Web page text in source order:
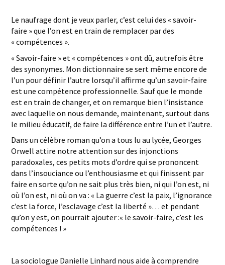
Le naufrage dont je veux parler, c’est celui des « savoir-
faire » que l’on est en train de remplacer par des
« compétences ».
« Savoir-faire » et « compétences » ont dû, autrefois être
des synonymes. Mon dictionnaire se sert même encore de
l’un pour définir l’autre lorsqu’il affirme qu’un savoir-faire
est une compétence professionnelle. Sauf que le monde
est en train de changer, et on remarque bien l’insistance
avec laquelle on nous demande, maintenant, surtout dans
le milieu éducatif, de faire la différence entre l’un et l’autre.
Dans un célèbre roman qu’on a tous lu au lycée, Georges
Orwell attire notre attention sur des injonctions
paradoxales, ces petits mots d’ordre qui se prononcent
dans l’insouciance ou l’enthousiasme et qui finissent par
faire en sorte qu’on ne sait plus très bien, ni qui l’on est, ni
où l’on est, ni où on va : « La guerre c’est la paix, l’ignorance
c’est la force, l’esclavage c’est la liberté »… et pendant
qu’on y est, on pourrait ajouter :« le savoir-faire, c’est les
compétences ! »
La sociologue Danielle Linhard nous aide à comprendre